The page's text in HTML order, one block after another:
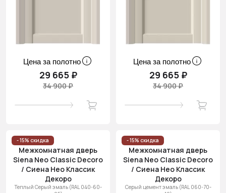
Цена за полотно
29 665 ₽
34 900 ₽
Цена за полотно
29 665 ₽
34 900 ₽
- 15% скидка
Межкомнатная дверь
Siena Neo Classic Decoro
/ Сиена Нео Классик
Декоро
Теплый Серый эмаль (RAL 040-60-
- 15% скидка
Межкомнатная дверь
Siena Neo Classic Decoro
/ Сиена Нео Классик
Декоро
Серый цемент эмаль (RAL 060-70-